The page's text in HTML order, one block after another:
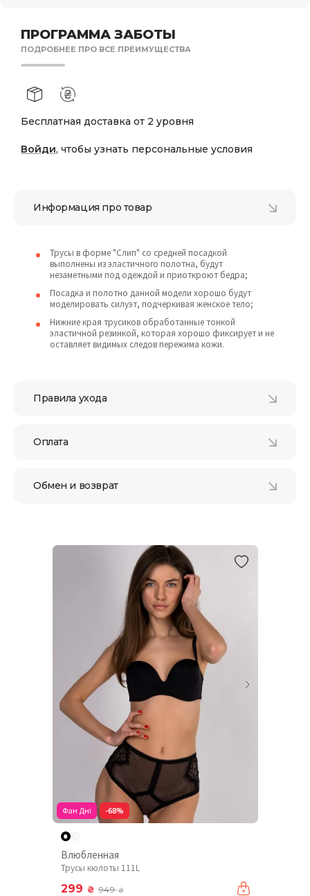
ПРОГРАММА ЗАБОТЫ
ПОДРОБНЕЕ ПРО ВСЕ ПРЕИМУЩЕСТВА
Бесплатная доставка от 2 уровня
Войди, чтобы узнать персональные условия
Информация про товар
Трусы в форме "Слип" со средней посадкой
выполнены из эластичного полотна, будут
незаметными под одеждой и приоткроют бедра;
Посадка и полотно данной модели хорошо будут
моделировать силуэт, подчеркивая женское тело;
Нижние края трусиков обработанные тонкой
эластичной резинкой, которая хорошо фиксирует и не
оставляет видимых следов пережима кожи.
Правила ухода
Оплата
Обмен и возврат
Фан Дні -68%
Влюбленная
Трусы кюлоты 111L
299 ₴ 949₴